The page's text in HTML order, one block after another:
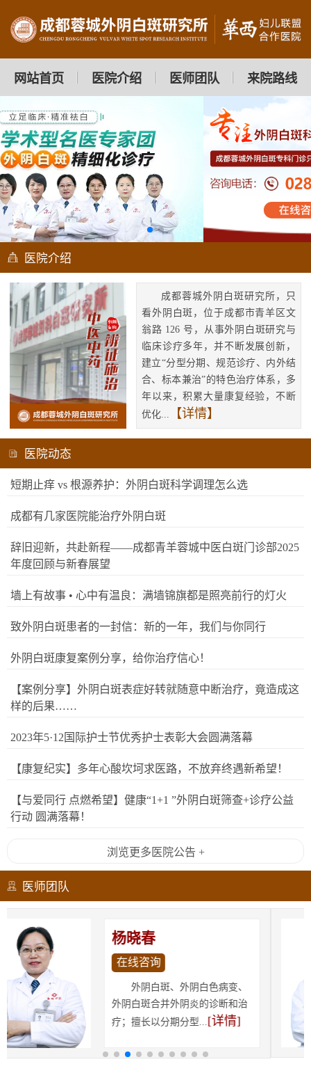
网站首页 医院介绍 医师团队 来院路线
医院介绍
成都蓉城外阴白斑研究所，只
看外阴白斑，位于成都市青羊区文
翁路 126 号，从事外阴白斑研究与
临床诊疗多年，并不断发展创新，
建立“分型分期、规范诊疗、内外结
合、标本兼治”的特色治疗体系，多
年以来，积累大量康复经验，不断
优化...
【详情】
医院动态
短期止痒 vs 根源养护：外阴白斑科学调理怎么选
成都有几家医院能治疗外阴白斑
辞旧迎新，共赴新程——成都青羊蓉城中医白斑门诊部2025
年度回顾与新春展望
墙上有故事 • 心中有温良：满墙锦旗都是照亮前行的灯火
致外阴白斑患者的一封信：新的一年，我们与你同行
外阴白斑康复案例分享，给你治疗信心！
【案例分享】外阴白斑表症好转就随意中断治疗，竟造成这
样的后果……
2023年5·12国际护士节优秀护士表彰大会圆满落幕
【康复纪实】多年心酸坎坷求医路，不放弃终遇新希望！
【与爱同行 点燃希望】健康“1+1 ”外阴白斑筛查+诊疗公益
行动 圆满落幕！
浏览更多医院公告 +
医师团队
田敏
在线咨询
外阴白斑、儿童外阴白斑、
外阴硬化性苔藓的诊断和中医药
治疗；擅长运用中医...